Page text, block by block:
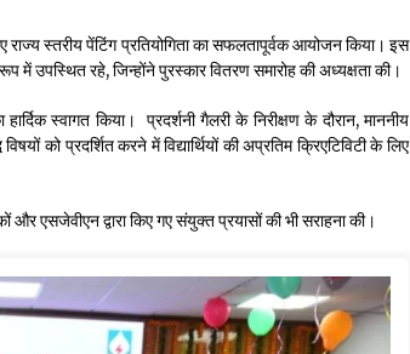
स्तरीय पेंटिंग प्रतियोगिता का सफलतापूर्वक आयोजन किया। इस
उपस्थित रहे, जिन्होंने पुरस्कार वितरण समारोह की अध्यक्षता की।
स्वागत किया। प्रदर्शनी गैलरी के निरीक्षण के दौरान, माननीय
को प्रदर्शित करने में विद्यार्थियों की अप्रतिम क्रिएटिविटी के लिए
और एसजेवीएन द्वारा किए गए संयुक्त प्रयासों की भी सराहना की।